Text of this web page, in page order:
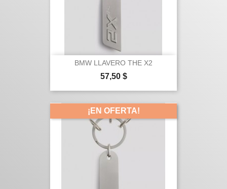
BMW LLAVERO THE X2
Precio
57,50 $
¡EN OFERTA!